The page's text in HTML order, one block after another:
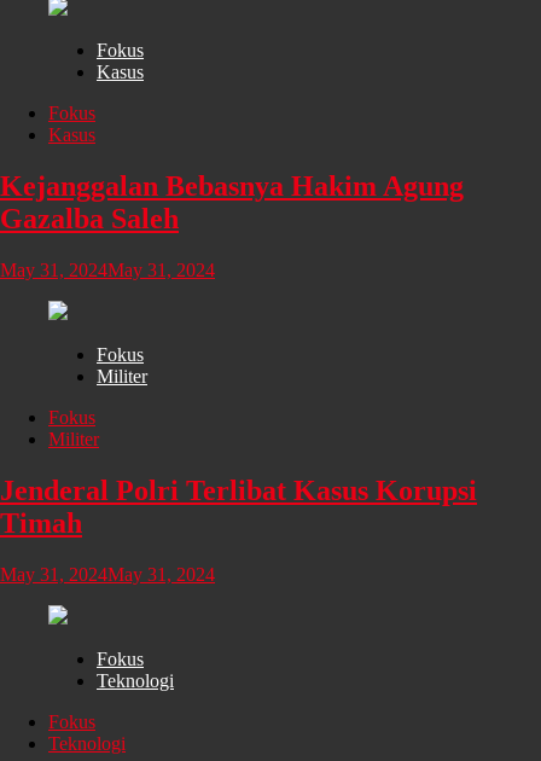
Fokus
Kasus
Fokus
Kasus
Kejanggalan Bebasnya Hakim Agung
Gazalba Saleh
May 31, 2024May 31, 2024
Fokus
Militer
Fokus
Militer
Jenderal Polri Terlibat Kasus Korupsi
Timah
May 31, 2024May 31, 2024
Fokus
Teknologi
Fokus
Teknologi